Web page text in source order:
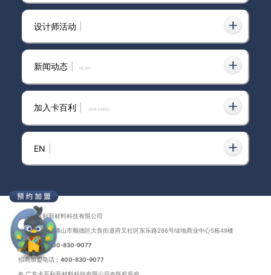
2024-03-20
听说！装修人都在找这款高级有氛围
感的米兰丝绒艺术漆？
2023-12-04
净醛米兰丝绒艺术漆丨现代轻奢丨丝
2025-08-18
指南
自从看完米兰丝绒艺术漆，都果断放
设计师活动
新闻动态 news
加入卡百利 JOIN KABEL
EN
广东卡百利新材料科技有限公司
地址：广东省佛山市顺德区大良街道府又社区东乐路286号绿地商业中心5栋49楼
联系电话：400-830-9077
招商加盟电话： 400-830-9077